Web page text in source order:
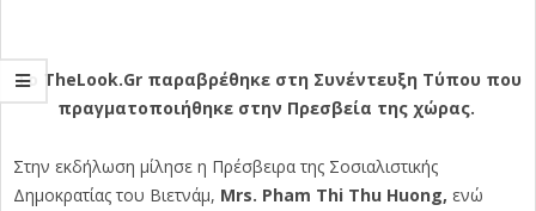
Το TheLook.Gr παραβρέθηκε στη Συνέντευξη Τύπου που
πραγματοποιήθηκε στην Πρεσβεία της χώρας.
Στην εκδήλωση μίλησε η Πρέσβειρα της Σοσιαλιστικής
Δημοκρατίας του Βιετνάμ, Mrs. Pham Thi Thu Huong, ενώ